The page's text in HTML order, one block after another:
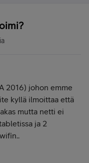
2016) johon emme
kyllä ilmoittaa että
mutta netti ei
ja 2